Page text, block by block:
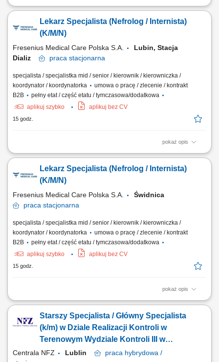
Do Twoich obowiązków będzie należeć: Podejmowanie działań
zdrowotnych u pacjentów dializowanych. Prowadzenie działań
diagnostycznych, a w szczególności planowanie działań
Lekarz Specjalista (Nefrolog / Internista)
(K/M/N)
Fresenius Medical Care Polska S.A.
Lubin, Stacja
Dializ
praca stacjonarna
specjalista / specjalistka mid / senior / kierownik / kierowniczka /
koordynator / koordynatorka
umowa o pracę / zlecenie / kontrakt
B2B
pełny etat / część etatu / tymczasowa/dodatkowa
aplikuj szybko
aplikuj bez CV
15 godz.
pokaż opis
Do Twoich obowiązków będzie należeć: Podejmowanie działań
zdrowotnych u pacjentów dializowanych. Prowadzenie działań
diagnostycznych, a w szczególności planowanie działań
Lekarz Specjalista (Nefrolog / Internista)
(K/M/N)
Fresenius Medical Care Polska S.A.
Świdnica
praca stacjonarna
specjalista / specjalistka mid / senior / kierownik / kierowniczka /
koordynator / koordynatorka
umowa o pracę / zlecenie / kontrakt
B2B
pełny etat / część etatu / tymczasowa/dodatkowa
aplikuj szybko
aplikuj bez CV
15 godz.
pokaż opis
Do Twoich obowiązków będzie należeć: Podejmowanie działań
zdrowotnych u pacjentów dializowanych. Prowadzenie działań
diagnostycznych, a w szczególności planowanie działań
diagnostycznych, informowanie pacjenta o...
Starszy Specjalista / Główny Specjalista
(k/m) w Dziale Realizacji Kontroli w
Terenowym Wydziale Kontroli III w
Departamencie Kontroli (lekarz k/m)
Centrala NFZ Lublin praca hybrydowa /